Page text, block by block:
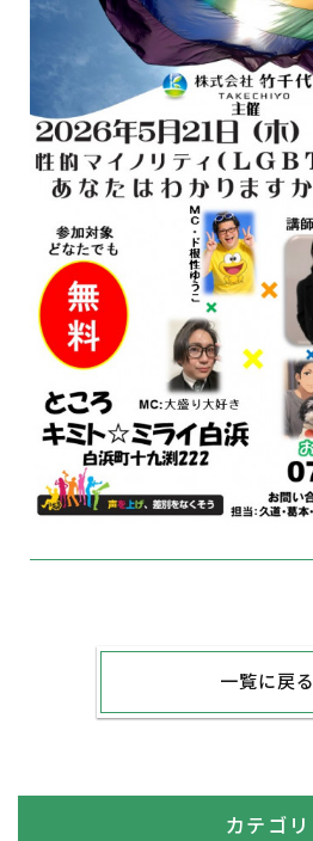
一覧に戻る
カテゴリ